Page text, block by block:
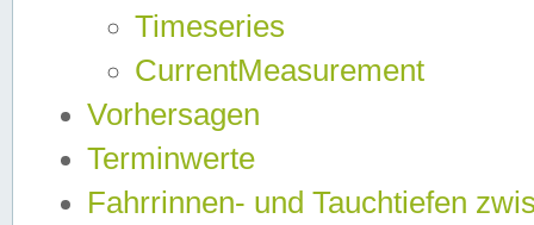
Timeseries
CurrentMeasurement
Vorhersagen
Terminwerte
Fahrrinnen- und Tauchtiefen